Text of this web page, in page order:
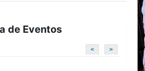
de Eventos
< >